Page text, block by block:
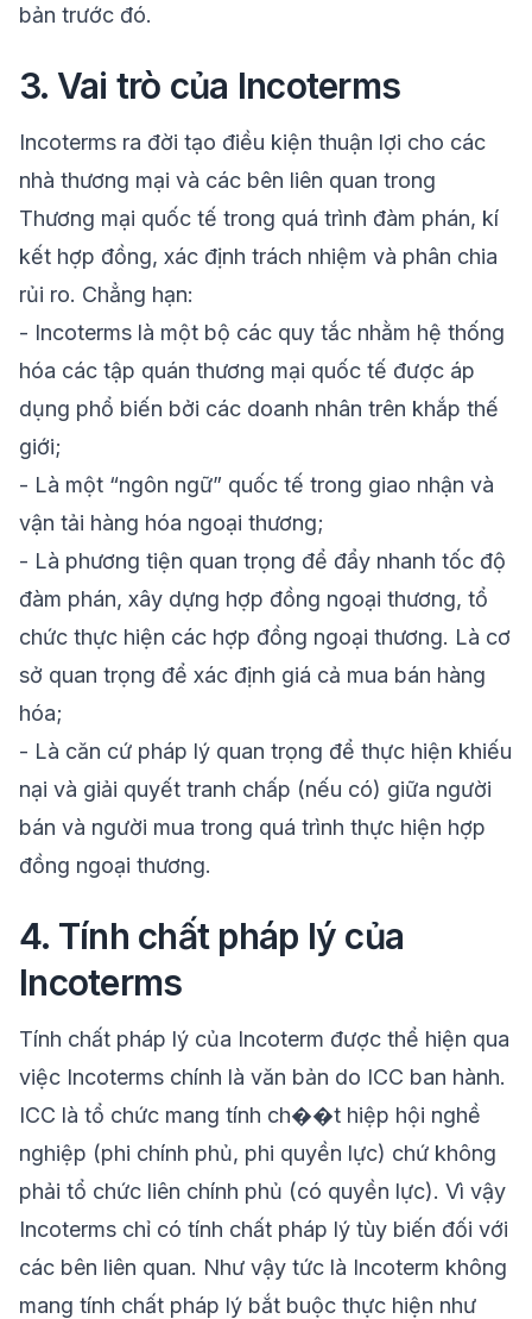
bản trước đó.
3. Vai trò của Incoterms
Incoterms ra đời tạo điều kiện thuận lợi cho các
nhà thương mại và các bên liên quan trong
Thương mại quốc tế trong quá trình đàm phán, kí
kết hợp đồng, xác định trách nhiệm và phân chia
rủi ro. Chẳng hạn:
- Incoterms là một bộ các quy tắc nhằm hệ thống
hóa các tập quán thương mại quốc tế được áp
dụng phổ biến bởi các doanh nhân trên khắp thế
giới;
- Là một “ngôn ngữ” quốc tế trong giao nhận và
vận tải hàng hóa ngoại thương;
- Là phương tiện quan trọng để đẩy nhanh tốc độ
đàm phán, xây dựng hợp đồng ngoại thương, tổ
chức thực hiện các hợp đồng ngoại thương. Là cơ
sở quan trọng để xác định giá cả mua bán hàng
hóa;
- Là căn cứ pháp lý quan trọng để thực hiện khiếu
nại và giải quyết tranh chấp (nếu có) giữa người
bán và người mua trong quá trình thực hiện hợp
đồng ngoại thương.
4. Tính chất pháp lý của
Incoterms
Tính chất pháp lý của Incoterm được thể hiện qua
việc Incoterms chính là văn bản do ICC ban hành.
ICC là tổ chức mang tính ch��t hiệp hội nghề
nghiệp (phi chính phủ, phi quyền lực) chứ không
phải tổ chức liên chính phủ (có quyền lực). Vì vậy
Incoterms chỉ có tính chất pháp lý tùy biến đối với
các bên liên quan. Như vậy tức là Incoterm không
mang tính chất pháp lý bắt buộc thực hiện như